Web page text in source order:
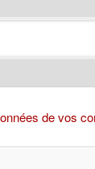
de vos